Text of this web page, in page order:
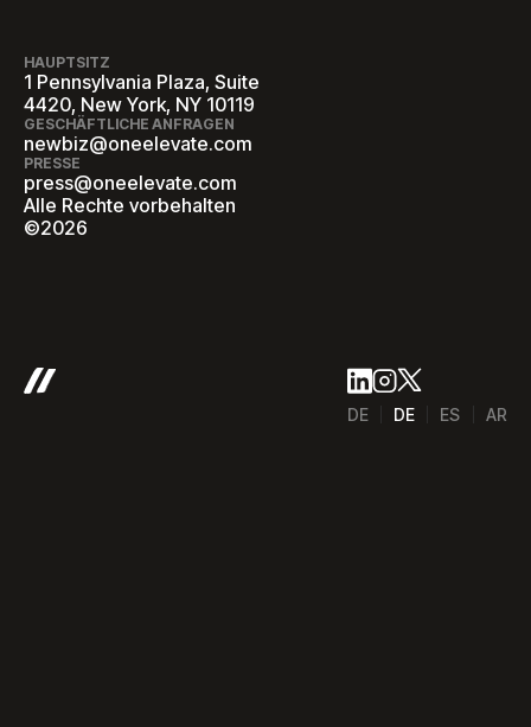
HAUPTSITZ
1 Pennsylvania Plaza, Suite
4420, New York, NY 10119
GESCHÄFTLICHE ANFRAGEN
newbiz@oneelevate.com
PRESSE
press@oneelevate.com
Alle Rechte vorbehalten
©2026
DE DE ES AR